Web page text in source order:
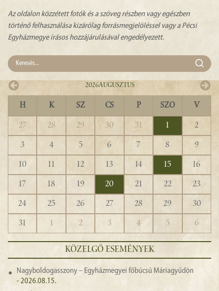
Az oldalon közzétett fotók és a szöveg részben vagy egészben
történő felhasználása kizárólag forrásmegjelöléssel vagy a Pécsi
Egyházmegye írásos hozzájárulásával engedélyezett.
2026Augusztus
H K SZ CS P SZO V
27 28 29 30 31 1
2
3
4 5 6 7 8
9
10
11 12 13 14 15
16
17
18 19 20 21 22
23
24
25 26 27 28 29
30
31
1 2 3 4 5 6
KÖZELGŐ ESEMÉNYEK
Nagyboldogasszony – Egyházmegyei főbúcsú Máriagyűdön
- 2026.08.15.